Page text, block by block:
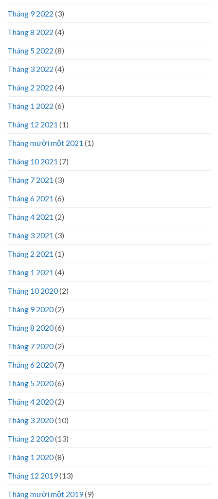
Tháng 9 2022 (3)
Tháng 8 2022 (4)
Tháng 5 2022 (8)
Tháng 3 2022 (4)
Tháng 2 2022 (4)
Tháng 1 2022 (6)
Tháng 12 2021 (1)
Tháng mười một 2021 (1)
Tháng 10 2021 (7)
Tháng 7 2021 (3)
Tháng 6 2021 (6)
Tháng 4 2021 (2)
Tháng 3 2021 (3)
Tháng 2 2021 (1)
Tháng 1 2021 (4)
Tháng 10 2020(2)
Tháng 9 2020(2)
Tháng 8 2020(6)
Tháng 7 2020(2)
Tháng 6 2020(7)
Tháng 5 2020(6)
Tháng 4 2020(2)
Tháng 3 2020(10)
Tháng 2 2020(13)
Tháng 1 2020(8)
Tháng 12 2019(13)
Tháng mười một 2019(9)